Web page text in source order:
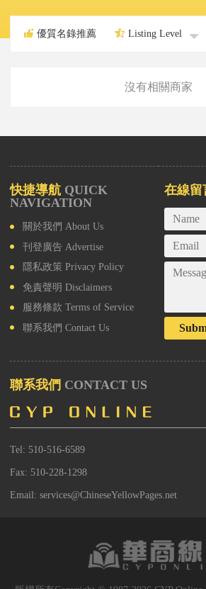
優質名錄推薦 Listing Level
沒有相關商家
快捷導航 QUICK
NAVIGATION
關於我們 About Us
刊登廣告 Advertise
隱私政策 Privacy Policy
免責聲明 Disclaimers
服務條款 Terms of Service
聯系我們 Contact Us
在線留
聯系我們 CONTACT US
Tel: 510-516-6589
Fax: 510-228-1298
Email: services@ChineseYellowPages.net